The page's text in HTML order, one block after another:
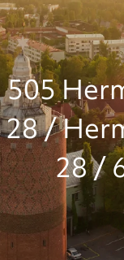
505
28 /
28 /